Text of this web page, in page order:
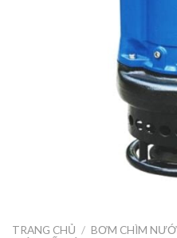
TRANG CHỦ / BƠM CHÌM